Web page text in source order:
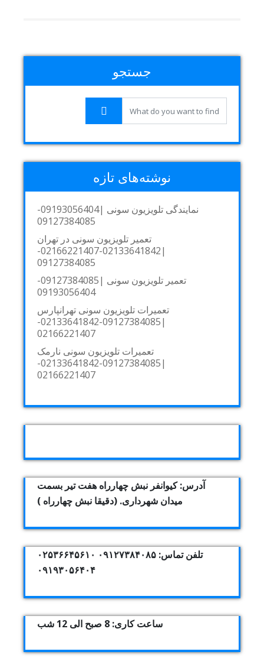
جستجو
نوشته‌های تازه
نمایندگی تلویزیون سونی |09193056404-
09127384085
تعمیر تلویزیون سونی در تهران
|02133641842-02166221407-
09127384085
تعمیر تلویزیون سونی |09127384085-
09193056404
تعمیرات تلویزیون سونی تهرانپارس
|09127384085-02133641842-
02166221407
تعمیرات تلویزیون سونی نارمک
|09127384085-02133641842-
02166221407
آدرس: کیوانفر نبش چهارراه هفت تیر بسمت
میدان شهرداری. (دقیقا نبش چهارراه )
تلفن تماس: ۰۹۱۲۷۳۸۴۰۸۵ ۰۲۵۳۶۶۴۵۶۱۰
۰۹۱۹۳۰۵۶۴۰۴
ساعت کاری: 8 صبح الی 12 شب